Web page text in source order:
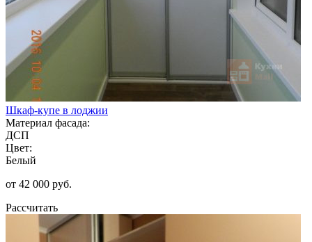
Шкаф-купе в лоджии
Материал фасада:
ДСП
Цвет:
Белый
от 42 000 руб.
Рассчитать